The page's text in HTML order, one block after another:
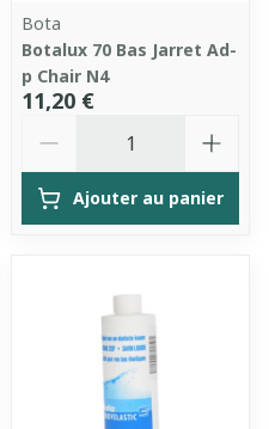
Bota
Botalux 70 Bas Jarret Ad-
p Chair N4
11,20 €
Ajouter au panier